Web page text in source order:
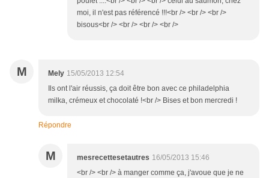
moi, il n'est pas référencé !!!<br /> <br /> <br />
bisous<br /> <br /> <br /> <br />
M Mely 15/05/2013 12:54
Ils ont l'air réussis, ça doit être bon avec ce philadelphia
milka, crémeux et chocolaté !<br /> Bises et bon mercredi !
Répondre
M mesrecettesetautres 16/05/2013 15:46
<br /> <br /> à manger comme ça, j'avoue que je ne